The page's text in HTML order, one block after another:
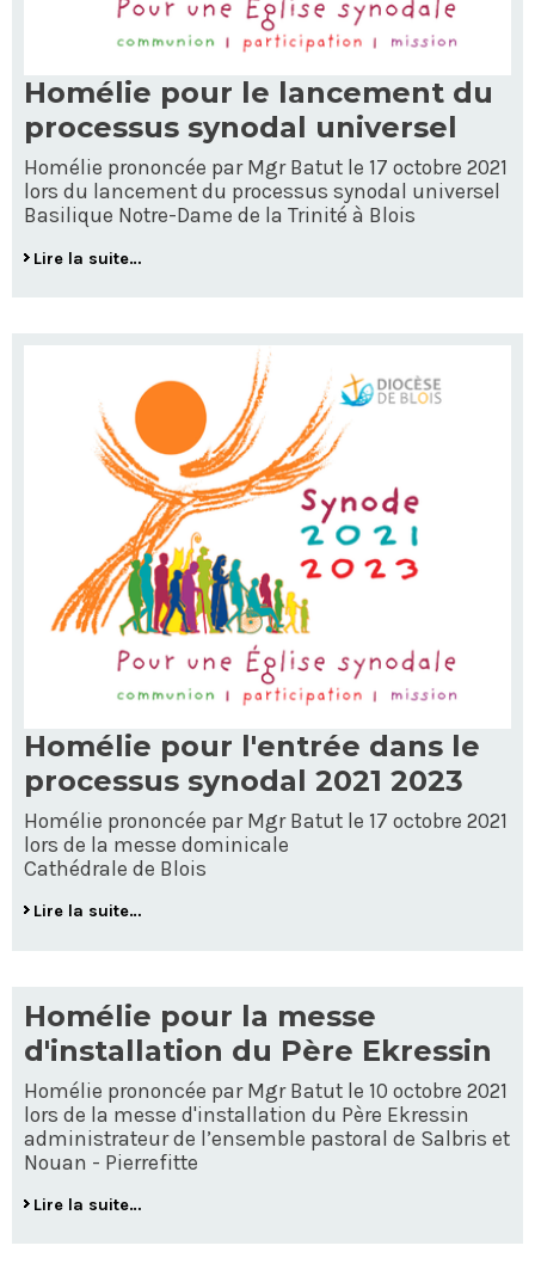
Homélie pour le lancement du
processus synodal universel
Homélie prononcée par Mgr Batut le 17 octobre 2021
lors du lancement du processus synodal universel
Basilique Notre-Dame de la Trinité à Blois
Lire la suite…
Homélie pour l'entrée dans le
processus synodal 2021 2023
Homélie prononcée par Mgr Batut le 17 octobre 2021
lors de la messe dominicale
Cathédrale de Blois
Lire la suite…
Homélie pour la messe
d'installation du Père Ekressin
Homélie prononcée par Mgr Batut le 10 octobre 2021
lors de la messe d'installation du Père Ekressin
administrateur de l’ensemble pastoral de Salbris et
Nouan - Pierrefitte
Lire la suite…